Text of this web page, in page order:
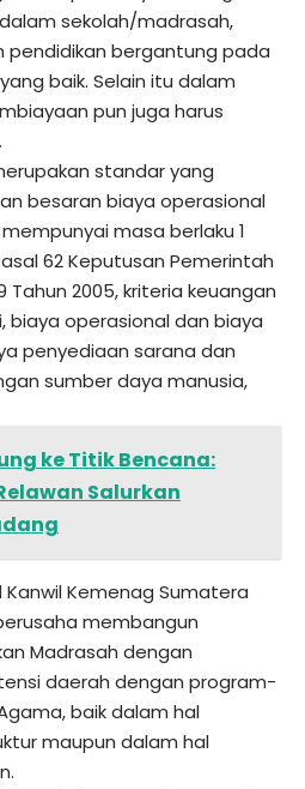
sekolah/madrasah,
pendidikan bergantung pada
baik. Selain itu dalam
pun juga harus
standar yang
besaran biaya operasional
masa berlaku 1
62 Keputusan Pemerintah
Tahun 2005, kriteria keuangan
biaya operasional dan biaya
penyediaan sarana dan
sumber daya manusia,
ke Titik Bencana:
Salurkan
Kemenag Sumatera
membangun
Madrasah dengan
daerah dengan program-
baik dalam hal
maupun dalam hal